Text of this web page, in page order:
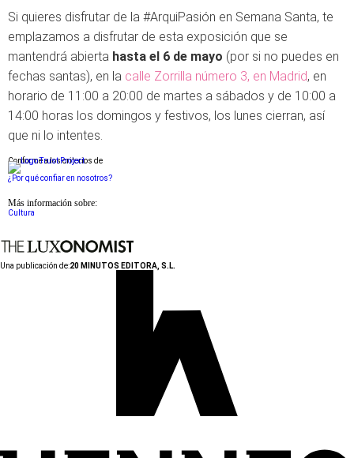
Si quieres disfrutar de la #ArquiPasión en Semana Santa, te
emplazamos a disfrutar de esta exposición que se
mantendrá abierta hasta el 6 de mayo (por si no puedes en
fechas santas), en la calle Zorrilla número 3, en Madrid, en
horario de 11:00 a 20:00 de martes a sábados y de 10:00 a
14:00 horas los domingos y festivos, los lunes cierran, así
que ni lo intentes.
Conforme a los criterios de
¿Por qué confiar en nosotros?
Más información sobre:
Cultura
Una publicación de:20 MINUTOS EDITORA, S.L.